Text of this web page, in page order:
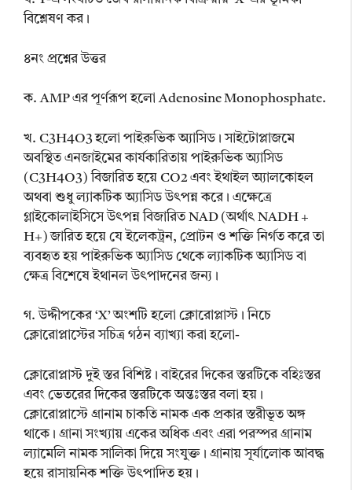
বিশ্লেষণ কর।
৪নং প্রশ্নের উত্তর
ক. AMP এর পূর্ণরূপ হলো Adenosine Monophosphate.
খ. C3H4O3 হলো পাইরুভিক অ্যাসিড। সাইটোপ্লাজমে
অবস্থিত এনজাইমের কার্যকারিতায় পাইরুভিক অ্যাসিড
(C3H4O3) বিজারিত হয়ে CO2 এবং ইথাইল অ্যালকোহল
অথবা শুধু ল্যাকটিক অ্যাসিড উৎপন্ন করে। এক্ষেত্রে
গ্লাইকোলাইসিসে উৎপন্ন বিজারিত NAD (অর্থাৎ NADH +
H+) জারিত হয়ে যে ইলেকট্রন, প্রোটন ও শক্তি নির্গত করে তা
ব্যবহৃত হয় পাইরুভিক অ্যাসিড থেকে ল্যাকটিক অ্যাসিড বা
ক্ষেত্র বিশেষে ইথানল উৎপাদনের জন্য।
গ. উদ্দীপকের ‘X’ অংশটি হলো ক্লোরোপ্লাস্ট। নিচে
ক্লোরোপ্লাস্টের সচিত্র গঠন ব্যাখ্যা করা হলো-
ক্লোরোপ্লাস্ট দুই স্তর বিশিষ্ট। বাইরের দিকের স্তরটিকে বহিঃস্তর
এবং ভেতরের দিকের স্তরটিকে অন্তঃস্তর বলা হয়।
ক্লোরোপ্লাস্টে গ্রানাম চাকতি নামক এক প্রকার স্তরীভূত অঙ্গ
থাকে। গ্রানা সংখ্যায় একের অধিক এবং এরা পরস্পর গ্রানাম
ল্যামেলি নামক সালিকা দিয়ে সংযুক্ত। গ্রানায় সূর্যালোক আবদ্ধ
হয়ে রাসায়নিক শক্তি উৎপাদিত হয়।